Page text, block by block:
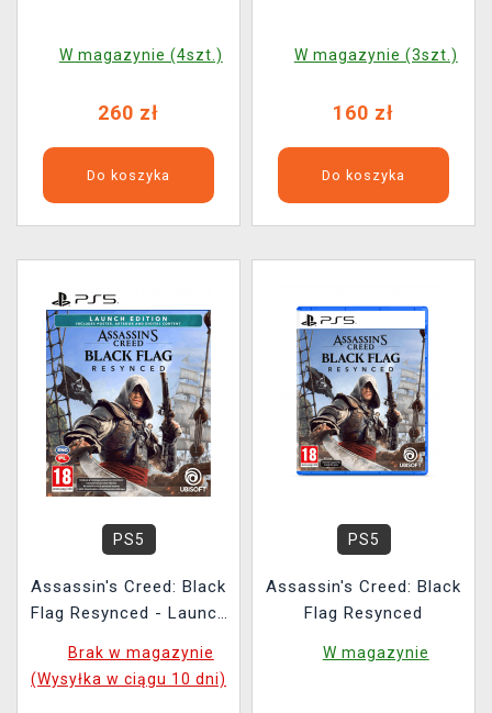
W magazynie (4szt.)
260 zł
Do koszyka
W magazynie (3szt.)
160 zł
Do koszyka
PS5
Assassin's Creed: Black
Flag Resynced - Launch
Brak w magazynie
(Wysyłka w ciągu 10 dni)
PS5
Assassin's Creed: Black
Flag Resynced
W magazynie